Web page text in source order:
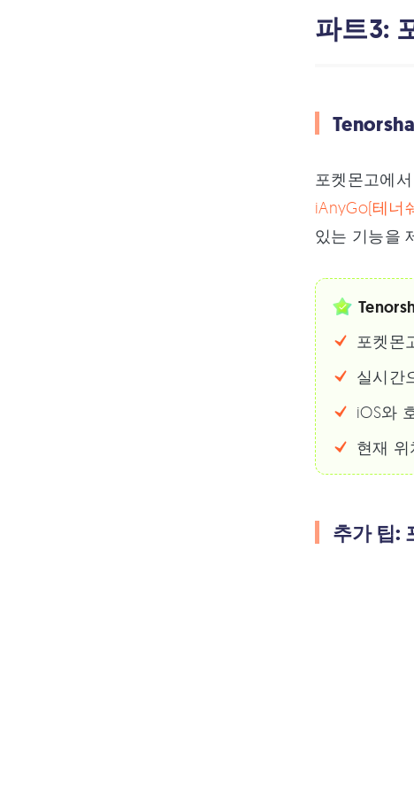
파트3:
포켓몬고에
iAnyGo(테너
있는 기능을
포켓몬
실시간
iOS와
현재
추가 팁: